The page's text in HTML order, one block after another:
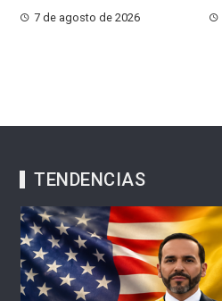
7 de agosto de 2026
TENDENCIAS